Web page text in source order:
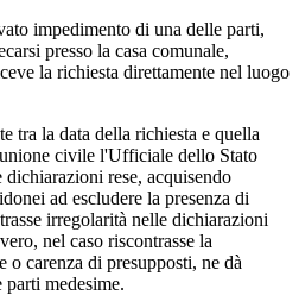
impedimento di una delle parti,
presso la casa comunale,
la richiesta direttamente nel luogo
tra la data della richiesta e quella
civile l'Ufficiale dello Stato
rese, acquisendo
ad escludere la presenza di
irregolarità nelle dichiarazioni
nel caso riscontrasse la
o carenza di presupposti, ne dà
medesime.